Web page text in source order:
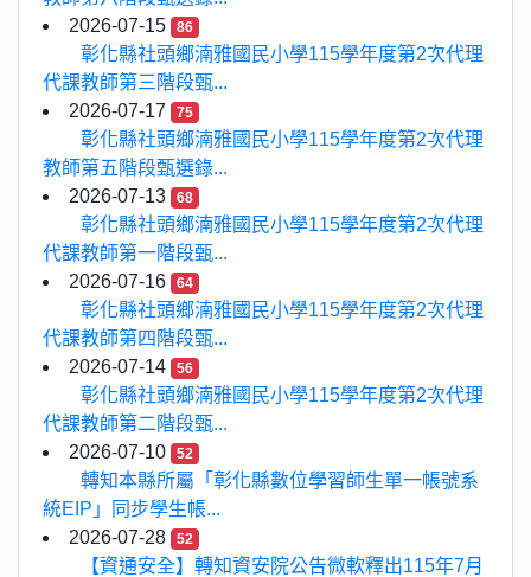
2026-07-15
86
彰化縣社頭鄉湳雅國民小學115學年度第2次代理
代課教師第三階段甄...
2026-07-17
75
彰化縣社頭鄉湳雅國民小學115學年度第2次代理
教師第五階段甄選錄...
2026-07-13
68
彰化縣社頭鄉湳雅國民小學115學年度第2次代理
代課教師第一階段甄...
2026-07-16
64
彰化縣社頭鄉湳雅國民小學115學年度第2次代理
代課教師第四階段甄...
2026-07-14
56
彰化縣社頭鄉湳雅國民小學115學年度第2次代理
代課教師第二階段甄...
2026-07-10
52
轉知本縣所屬「彰化縣數位學習師生單一帳號系
統EIP」同步學生帳...
2026-07-28
52
【資通安全】轉知資安院公告微軟釋出115年7月